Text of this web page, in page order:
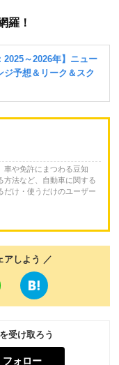
羅！
車や免許にまつわる豆知
方法など、自動車に関する
だけ・使うだけのユーザー
アしよう ／
受け取ろう
フォロー